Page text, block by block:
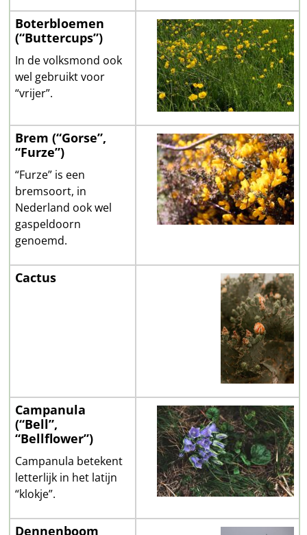
Boterbloemen
(“Buttercups”)
In de volksmond ook
wel gebruikt voor
“vrijer”.
Brem (“Gorse”,
“Furze”)
“Furze” is een
bremsoort, in
Nederland ook wel
gaspeldoorn
genoemd.
Cactus
Campanula
(“Bell”,
“Bellflower”)
Campanula betekent
letterlijk in het latijn
“klokje”.
Dennenboom